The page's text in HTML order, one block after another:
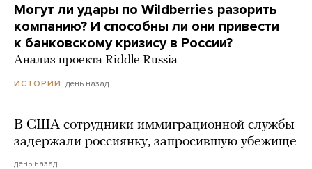
Могут ли удары по Wildberries разорить
компанию? И способны ли они привести
к банковскому кризису в России?
Анализ проекта Riddle Russia
ИСТОРИИ день назад
В США сотрудники иммиграционной службы
задержали россиянку, запросившую убежище
день назад